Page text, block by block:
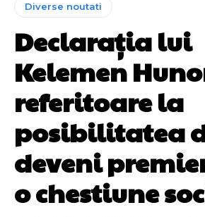
Diverse noutati
Declarația lui
Kelemen
referitoare la
posibilitatea
deveni
o chestiune